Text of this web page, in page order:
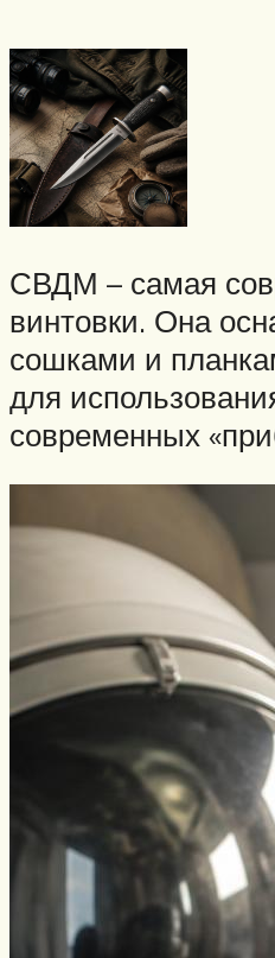
СВДМ – самая
винтовки. Она
сошками и
для
современных